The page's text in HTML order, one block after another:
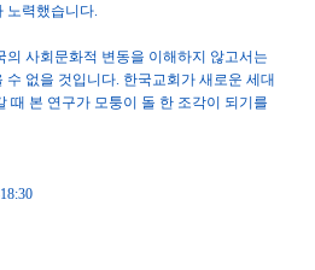
노력했습니다.
의 사회문화적 변동을 이해하지 않고서는
수 없을 것입니다. 한국교회가 새로운 세대
때 본 연구가 모퉁이 돌 한 조각이 되기를